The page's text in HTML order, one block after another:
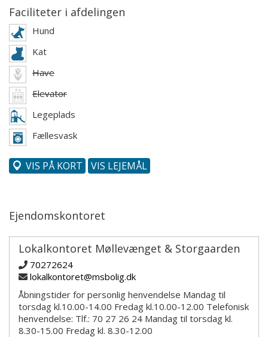
Faciliteter i afdelingen
Hund
Kat
Have
Elevator
Legeplads
Fællesvask
VIS PÅ KORT VIS LEJEMÅL
Ejendomskontoret
Lokalkontoret Møllevænget & Storgaarden
70272624
lokalkontoret@msbolig.dk
Åbningstider for personlig henvendelse Mandag til
torsdag kl.10.00-14.00 Fredag kl.10.00-12.00 Telefonisk
henvendelse: Tlf.: 70 27 26 24 Mandag til torsdag kl.
8.30-15.00 Fredag kl. 8.30-12.00